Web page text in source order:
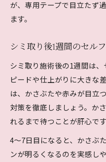
シミ取り後の失敗
シミ取り後に役
シミ取りトラブ
シミ取り後のコ
が、専用テープで目立たず
ます。
シミ取り後1週間のセル
シミ取り施術後の1週間は
ピードや仕上がりに大きな
は、かさぶたや赤みが目立
対策を徹底しましょう。か
れるまで待つことが肝心です
4～7日目になると、かさぶ
ンが明るくなるのを実感し